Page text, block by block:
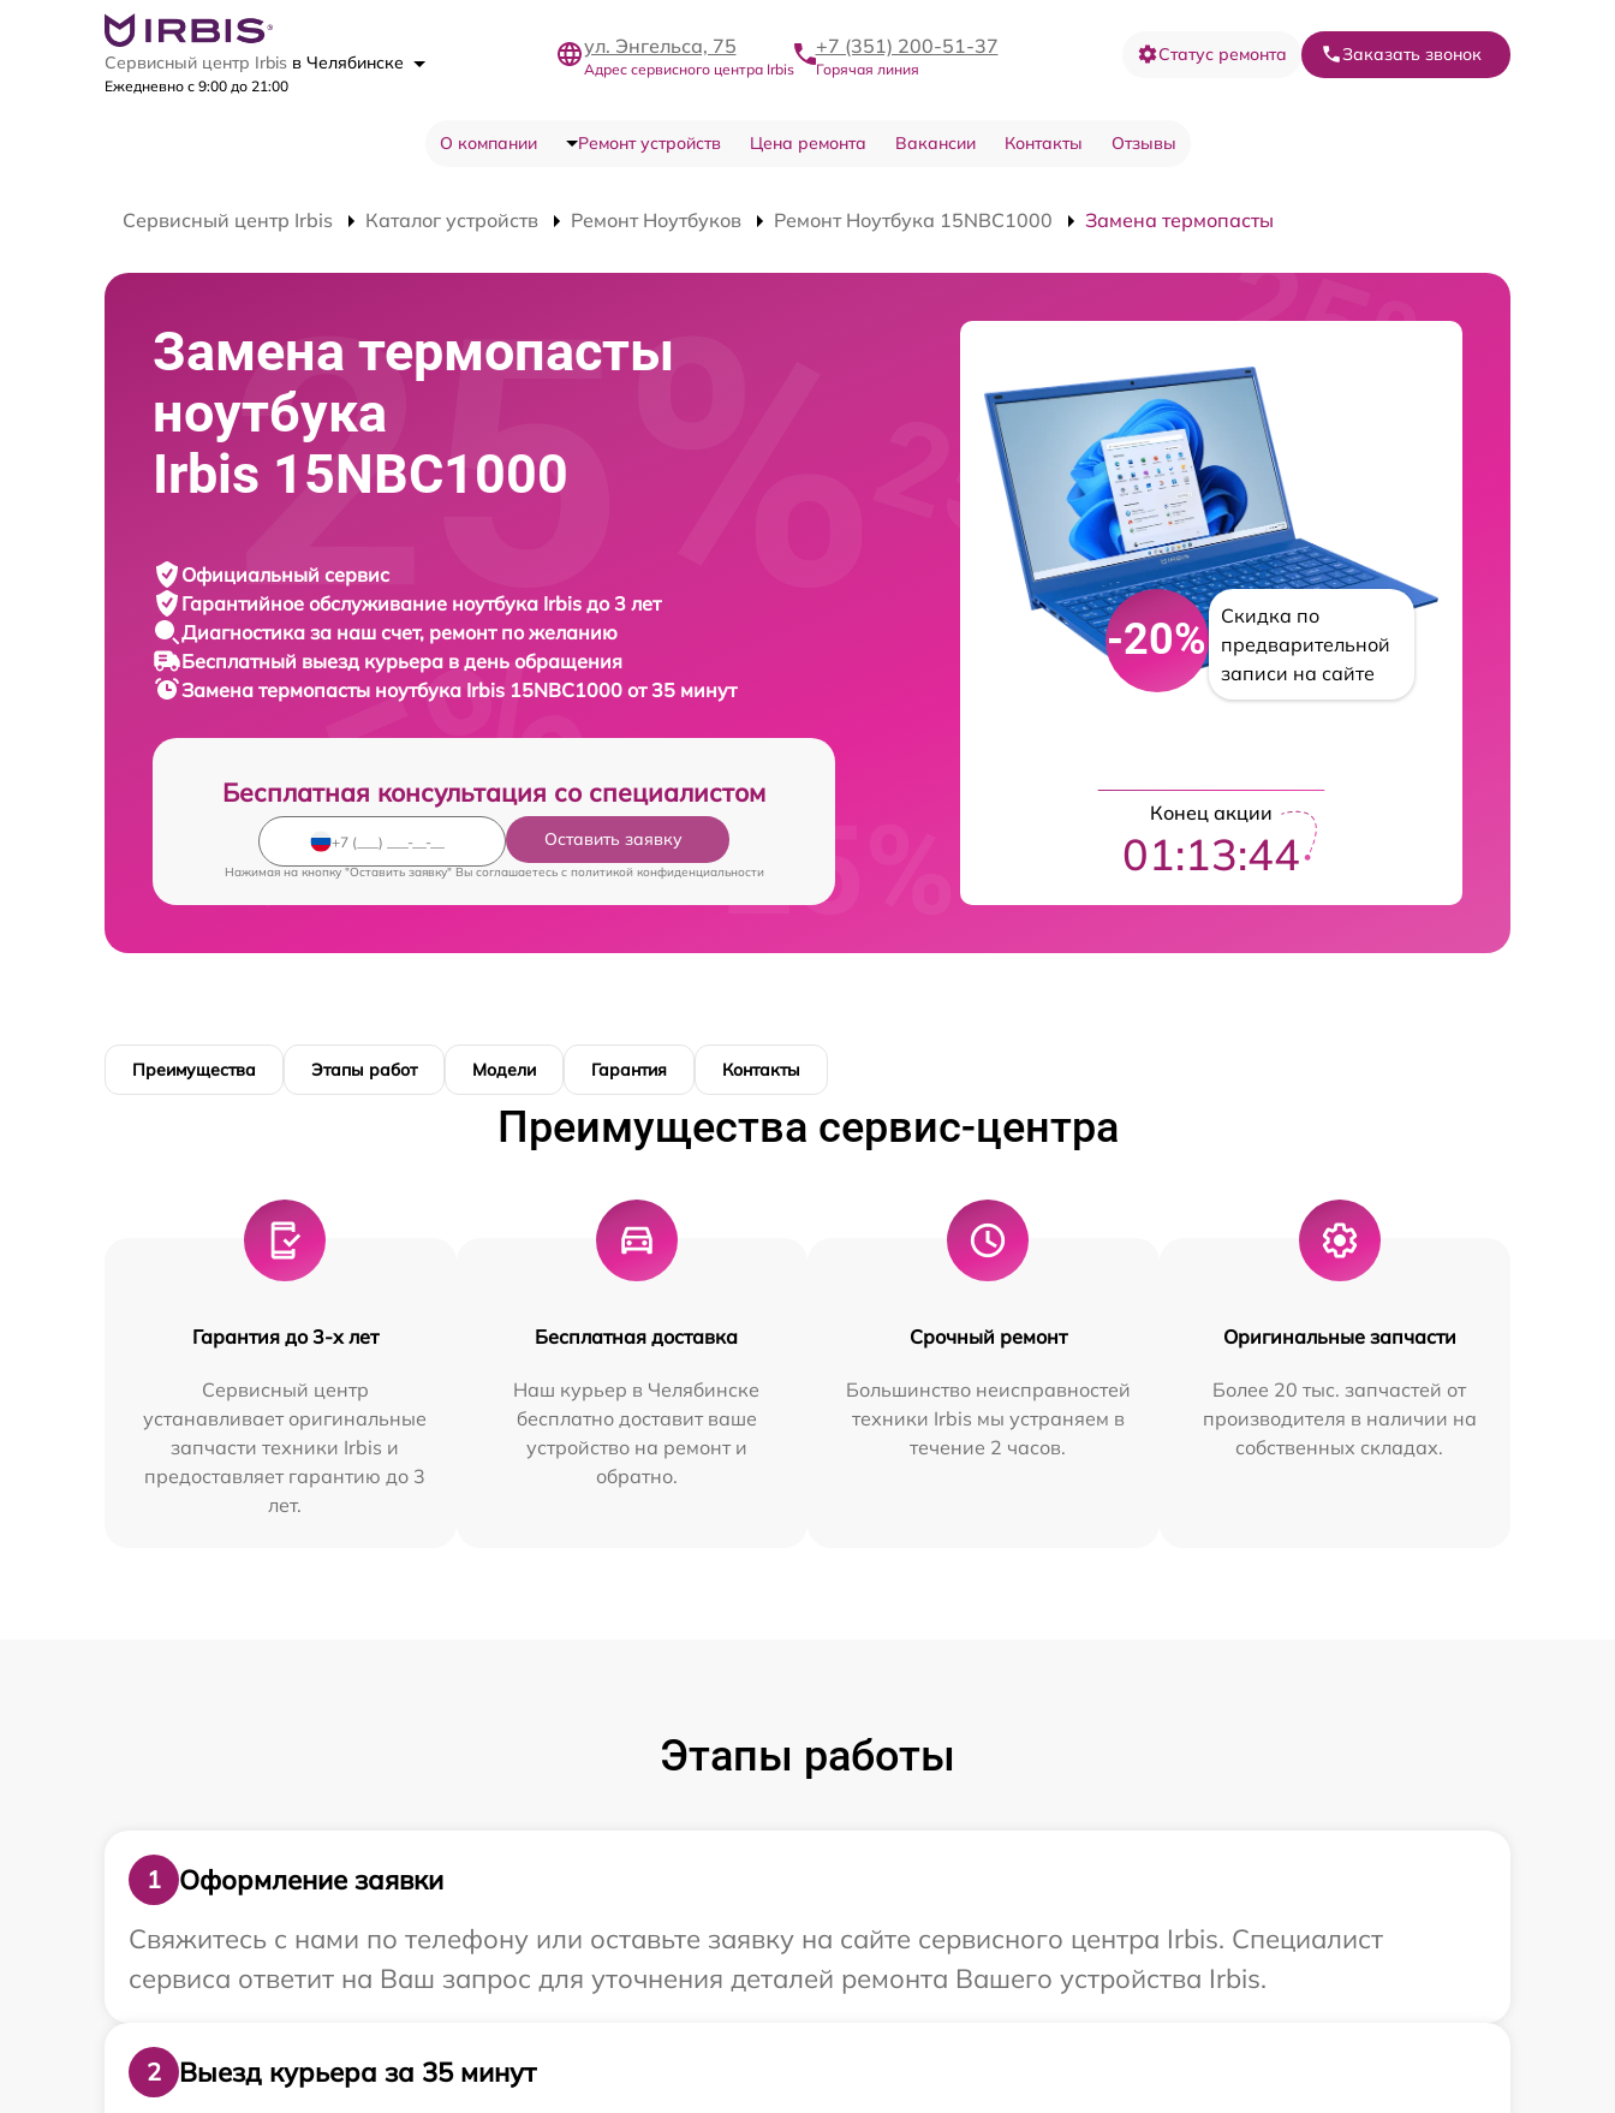
Сервисный центр Irbis в Челябинске
Ежедневно с 9:00 до 21:00
ул. Энгельса, 75
Адрес сервисного центра Irbis
+7 (351) 200-51-37
Горячая линия
Статус ремонта Заказать звонок
О компании Ремонт устройств Цена ремонта Вакансии Контакты Отзывы
Сервисный центр Irbis Каталог устройств Ремонт Ноутбуков Ремонт Ноутбука 15NBC1000 Замена термопасты
Замена термопасты
ноутбука
Irbis 15NBC1000
Официальный сервис
Гарантийное обслуживание ноутбука Irbis до 3 лет
Диагностика за наш счет, ремонт по желанию
Бесплатный выезд курьера в день обращения
Замена термопасты ноутбука Irbis 15NBC1000 от 35 минут
Бесплатная консультация со специалистом
Оставить заявку
Нажимая на кнопку "Оставить заявку" Вы соглашаетесь c политикой конфиденциальности
-20%
Скидка по
предварительной
записи на сайте
Конец акции
01:13:43
Преимущества Этапы работ Модели Гарантия Контакты
Преимущества сервис-центра
Гарантия до 3-х лет
Сервисный центр
устанавливает оригинальные
запчасти техники Irbis и
предоставляет гарантию до 3
лет.
Бесплатная доставка
Наш курьер в Челябинске
бесплатно доставит ваше
устройство на ремонт и
обратно.
Срочный ремонт
Большинство неисправностей
техники Irbis мы устраняем в
течение 2 часов.
Оригинальные запчасти
Более 20 тыс. запчастей от
производителя в наличии на
собственных складах.
Этапы работы
1
Оформление заявки
Свяжитесь с нами по телефону или оставьте заявку на сайте сервисного центра Irbis. Специалист
сервиса ответит на Ваш запрос для уточнения деталей ремонта Вашего устройства Irbis.
2
Выезд курьера за 35 минут